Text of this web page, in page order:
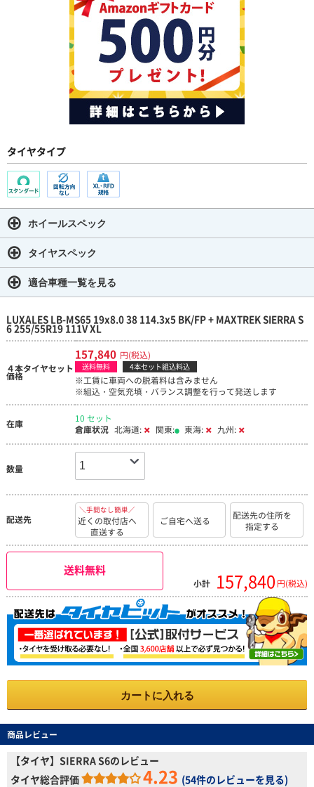
タイヤタイプ
ホイールスペック
タイヤスペック
適合車種一覧を見る
LUXALES LB-MS65 19x8.0 38 114.3x5 BK/FP + MAXTREK SIERRA S
6 255/55R19 111V XL
４本タイヤセット
価格
157,840 円(税込)
送料無料 4本セット組込料込
※工賃に車両への脱着料は含みません
※組込・空気充填・バランス調整を行って発送します
在庫
10 セット
倉庫状況 北海道: 関東: 東海: 九州:
数量
配送先
＼手間なし簡単／
近くの取付店へ
直送する
ご自宅へ送る
配送先の住所を
指定する
送料無料
小計 157,840 円(税込)
カートに入れる
商品レビュー
【タイヤ】SIERRA S6のレビュー
タイヤ総合評価
4.23 (54件のレビューを見る)